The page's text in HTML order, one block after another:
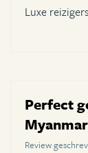
Luxe reizigers
Perfect
Myanmar
Review